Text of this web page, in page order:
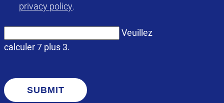
privacy policy.
Veuillez
calculer 7 plus 3.
SUBMIT